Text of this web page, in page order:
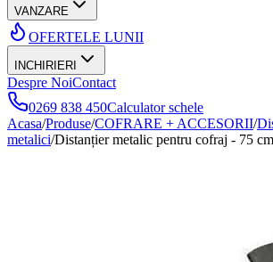
VANZARE
OFERTELE LUNII
INCHIRIERI
Despre NoiContact
0269 838 450Calculator schele
Acasa/Produse/COFRARE + ACCESORII/
metalici/Distanțier metalic pentru cofraj - 75